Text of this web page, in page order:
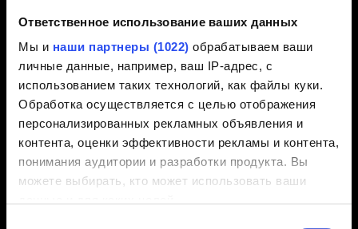
Ответственное использование ваших данных
Мы и наши партнеры (1022) обрабатываем ваши
личные данные, например, ваш IP-адрес, с
использованием таких технологий, как файлы куки.
Обработка осуществляется с целью отображения
персонализированных рекламных объявления и
контента, оценки эффективности рекламы и контента,
понимания аудитории и разработки продукта. Вы
можете выбирать, кто может использовать ваши
Наград)
5. Дата и время открытия этой награды (с вашим
часовым поясом)
Нужна помощь?
Войдите в свою учетную запись